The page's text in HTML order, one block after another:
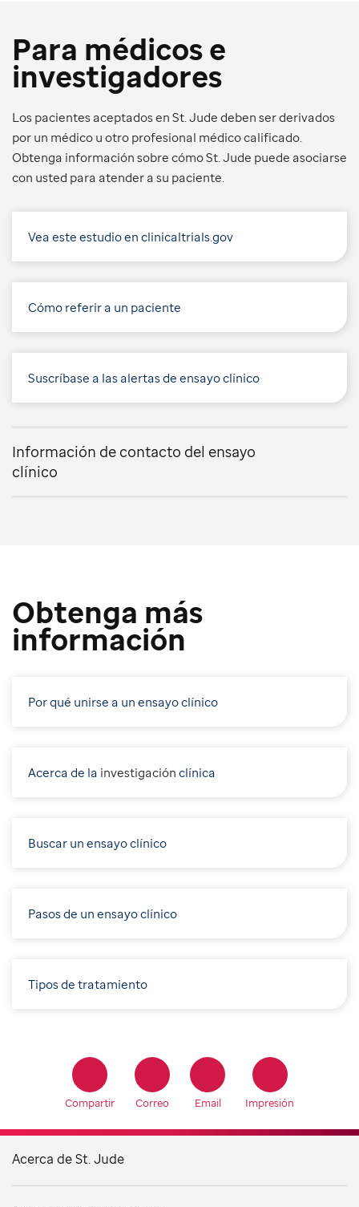
Para médicos e
investigadores
Los pacientes aceptados en St. Jude deben ser derivados
por un médico u otro profesional médico calificado.
Obtenga información sobre cómo St. Jude puede asociarse
con usted para atender a su paciente.
Vea este estudio en clinicaltrials.gov
Cómo referir a un paciente
Suscríbase a las alertas de ensayo clínico
Información de contacto del ensayo
clínico
Obtenga más
información
Por qué unirse a un ensayo clínico
Acerca de la investigación clínica
Buscar un ensayo clínico
Pasos de un ensayo clínico
Tipos de tratamiento
Compartir Correo Email Impresión
Acerca de St. Jude